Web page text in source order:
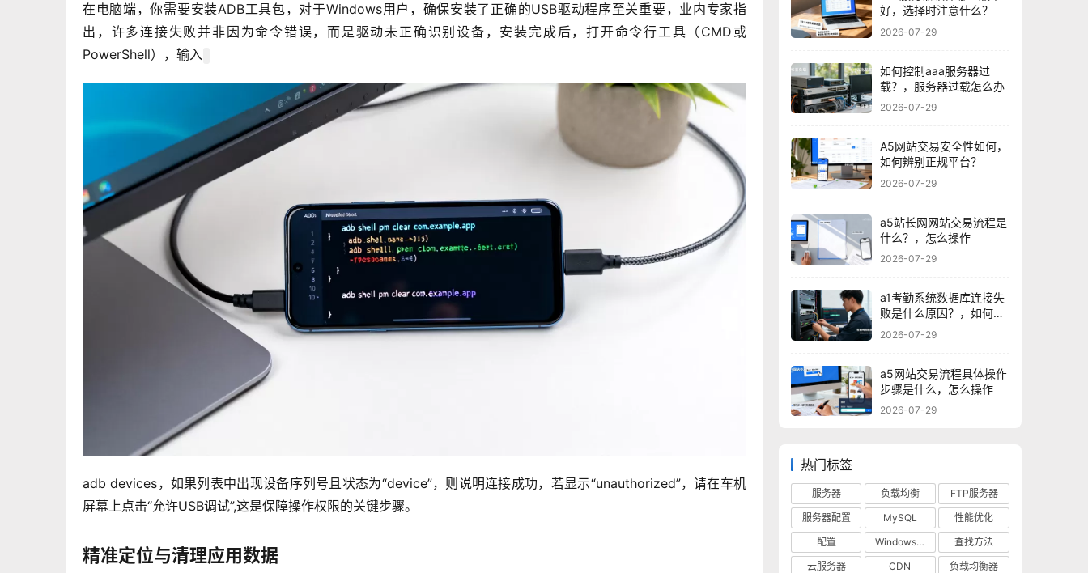
在电脑端，你需要安装ADB工具包，对于Windows用户，确保安装了正确的USB驱动程序至关重要，业内专家指
出，许多连接失败并非因为命令错误，而是驱动未正确识别设备，安装完成后，打开命令行工具（CMD或
PowerShell），输入
adb devices，如果列表中出现设备序列号且状态为“device”，则说明连接成功，若显示“unauthorized”，请在车机
屏幕上点击“允许USB调试”,这是保障操作权限的关键步骤。
精准定位与清理应用数据
好，选择时注意什么？
2026-07-29
如何控制aaa服务器过
载？，服务器过载怎么办
2026-07-29
A5网站交易安全性如何，
如何辨别正规平台？
2026-07-29
a5站长网网站交易流程是
什么？，怎么操作
2026-07-29
a1考勤系统数据库连接失
败是什么原因？，如何解
决？
2026-07-29
a5网站交易流程具体操作
步骤是什么，怎么操作
2026-07-29
热门标签
服务器 负载均衡
FTP服务器
服务器配置
MySQL
性能优化
配置
Windows 10
查找方法
云服务器
CDN
负载均衡器